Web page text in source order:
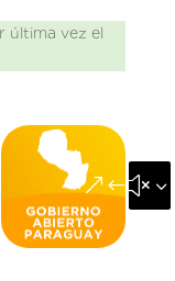
última vez el